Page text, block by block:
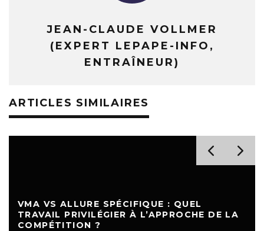
JEAN-CLAUDE VOLLMER
(EXPERT LEPAPE-INFO,
ENTRAÎNEUR)
ARTICLES SIMILAIRES
VMA VS ALLURE SPÉCIFIQUE : QUEL
TRAVAIL PRIVILÉGIER À L’APPROCHE DE LA
COMPÉTITION ?